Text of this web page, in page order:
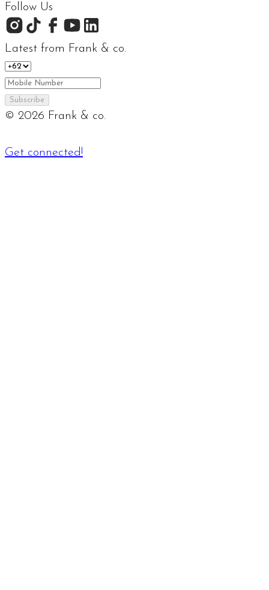
Follow Us
Latest from Frank & co.
Subscribe
© 2026 Frank & co.
Get connected!